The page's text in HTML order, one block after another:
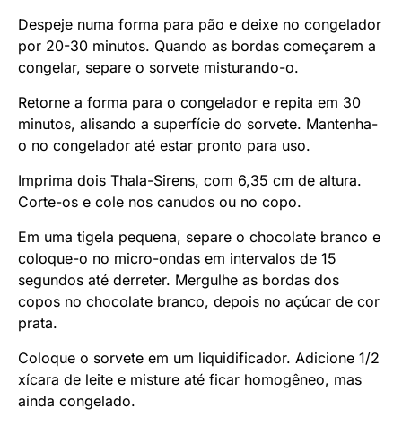
Despeje numa forma para pão e deixe no congelador
por 20-30 minutos. Quando as bordas começarem a
congelar, separe o sorvete misturando-o.
Retorne a forma para o congelador e repita em 30
minutos, alisando a superfície do sorvete. Mantenha-
o no congelador até estar pronto para uso.
Imprima dois Thala-Sirens, com 6,35 cm de altura.
Corte-os e cole nos canudos ou no copo.
Em uma tigela pequena, separe o chocolate branco e
coloque-o no micro-ondas em intervalos de 15
segundos até derreter. Mergulhe as bordas dos
copos no chocolate branco, depois no açúcar de cor
prata.
Coloque o sorvete em um liquidificador. Adicione 1/2
xícara de leite e misture até ficar homogêneo, mas
ainda congelado.